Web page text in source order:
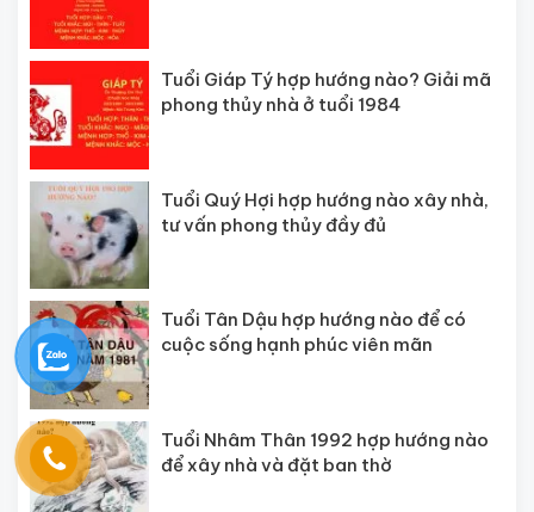
Tuổi Giáp Tý hợp hướng nào? Giải mã
phong thủy nhà ở tuổi 1984
Tuổi Quý Hợi hợp hướng nào xây nhà,
tư vấn phong thủy đầy đủ
Tuổi Tân Dậu hợp hướng nào để có
cuộc sống hạnh phúc viên mãn
Tuổi Nhâm Thân 1992 hợp hướng nào
để xây nhà và đặt ban thờ